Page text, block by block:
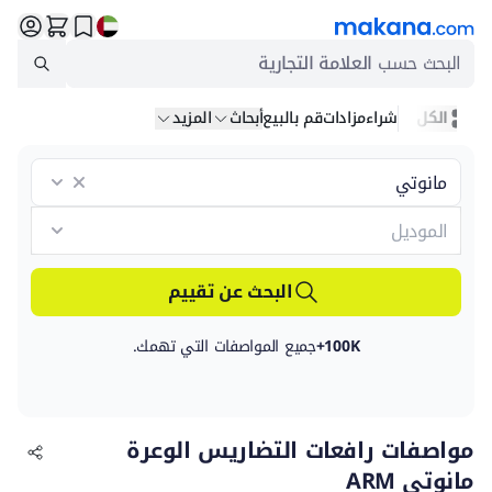
البحث حسب العلامة التجارية
الكل شراءمزاداتقم بالبيعأبحاث المزيد
البحث عن تقييم
100K+ جميع المواصفات التي تهمك.
مواصفات رافعات التضاريس الوعرة
مانوتي ARM